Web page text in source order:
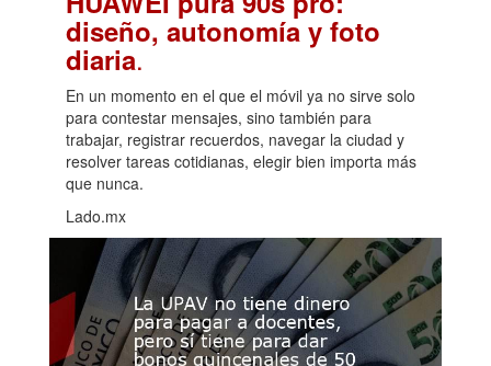
diseño, autonomía y foto
diaria.
En un momento en el que el móvil ya no sirve solo
para contestar mensajes, sino también para
trabajar, registrar recuerdos, navegar la ciudad y
resolver tareas cotidianas, elegir bien importa más
que nunca.
Lado.mx